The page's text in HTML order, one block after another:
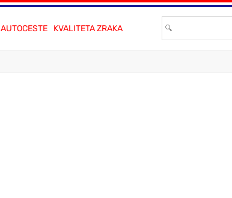
AUTOCESTE KVALITETA ZRAKA